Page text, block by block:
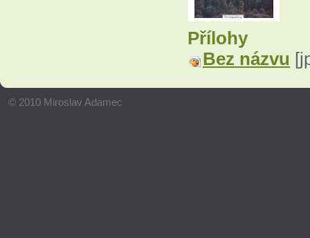
Přílohy
Bez názvu
© 2010 Miroslav Adamec